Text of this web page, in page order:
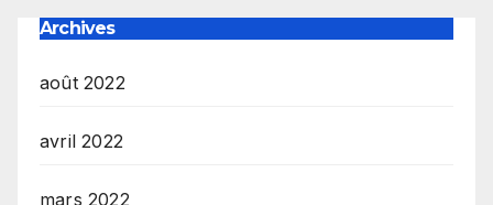
Archives
août 2022
avril 2022
mars 2022